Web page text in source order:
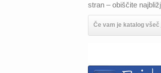
stran – obiščite
Če vam je katalog